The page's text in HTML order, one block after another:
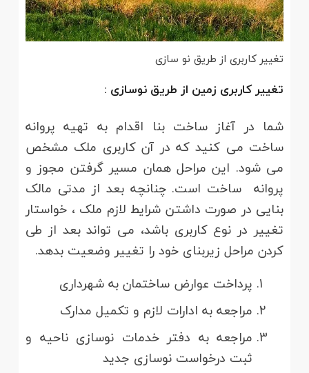
تغییر کاربری از طریق نو سازی
تغییر کاربری زمین از طریق نوسازی :
شما در آغاز ساخت بنا اقدام به تهیه پروانه
ساخت می کنید که در آن کاربری ملک مشخص
می شود. این مراحل همان مسیر گرفتن مجوز و
پروانه ساخت است. چنانچه بعد از مدتی مالک
بنایی در صورت داشتن شرایط لازم ملک ، خواستار
تغییر در نوع کاربری باشد، می تواند بعد از طی
کردن مراحل زیربنای خود را تغییر وضعیت بدهد.
پرداخت عوارض ساختمان به شهرداری
مراجعه به ادارات لازم و تکمیل مدارک
مراجعه به دفتر خدمات نوسازی ناحیه و
ثبت درخواست نوسازی جدید